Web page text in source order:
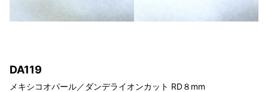
DA119
メキシコオパール／ダンデライオンカット RD８ mm